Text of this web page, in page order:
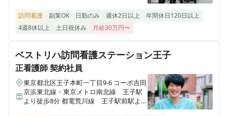
訪問看護 副業OK 日勤のみ 週休2日以上
年間休日120日以上
4週8休以上
土日祝休み 月給30万円〜
ベストリハ訪問看護ステーション王子
正看護師契約社員
東京都北区王子本町一丁目9-6 コーポ吉田
京浜東北線・東京メトロ南北線 王子駅
より徒歩8分 都電荒川線 王子駅前駅より